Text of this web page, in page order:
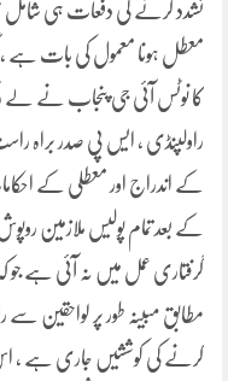
تشدد کرنے کی دفعات ہی شامل
معطل ہونا معمول کی بات ہے ،
کا نوٹس آئی جی پنجاب نے لے
راولپنڈی ، ایس پی صدر براہ
کے اندراج اور معطلی کے
کے بعد تمام پولیس ملازمین
گرفتاری عمل میں نہ آئی ہے
مطابق مبینہ طور پر لواحقین سے
کرنے کی کوششیں جاری ہے ،